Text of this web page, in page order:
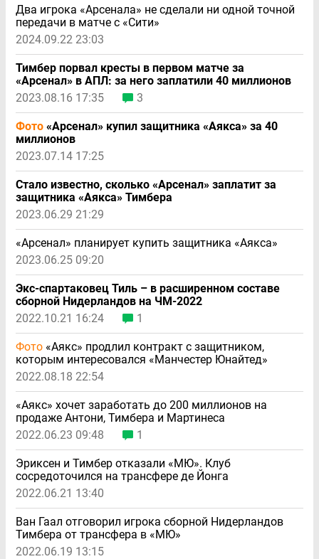
Два игрока «Арсенала» не сделали ни одной точной
передачи в матче с «Сити»
2024.09.22 23:03
Тимбер порвал кресты в первом матче за
«Арсенал» в АПЛ: за него заплатили 40 миллионов
2023.08.16 17:35
3
Фото «Арсенал» купил защитника «Аякса» за 40
миллионов
2023.07.14 17:25
Стало известно, сколько «Арсенал» заплатит за
защитника «Аякса» Тимбера
2023.06.29 21:29
«Арсенал» планирует купить защитника «Аякса»
2023.06.25 09:20
Экс-спартаковец Тиль – в расширенном составе
сборной Нидерландов на ЧМ-2022
2022.10.21 16:24
1
Фото «Аякс» продлил контракт с защитником,
которым интересовался «Манчестер Юнайтед»
2022.08.18 22:54
«Аякс» хочет заработать до 200 миллионов на
продаже Антони, Тимбера и Мартинеса
2022.06.23 09:48
1
Эриксен и Тимбер отказали «МЮ». Клуб
сосредоточился на трансфере де Йонга
2022.06.21 13:40
Ван Гаал отговорил игрока сборной Нидерландов
Тимбера от трансфера в «МЮ»
2022.06.19 13:15